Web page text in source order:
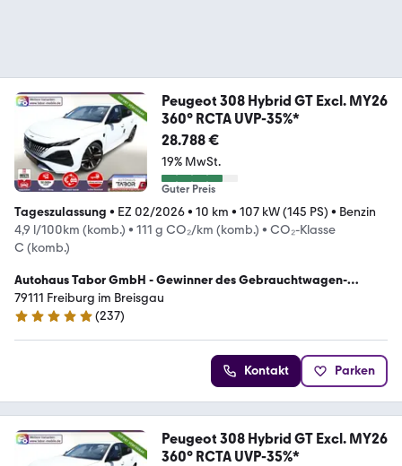
Peugeot 308 Hybrid GT Excl. MY26
360° RCTA UVP-35%*
28.788 €
19% MwSt.
Guter Preis
Tageszulassung • EZ 02/2026• 10 km • 107 kW (145 PS) • Benzin
4,9 l/100km (komb.) • 111 g CO₂/km (komb.) • CO₂-Klasse
C (komb.)
Autohaus Tabor GmbH - Gewinner des Gebrauchtwagen-
Awards 2023
79111 Freiburg im Breisgau
4.8 Sterne
(237)
Kontakt Parken
Peugeot 308 Hybrid GT Excl. MY26
360° RCTA UVP-35%*